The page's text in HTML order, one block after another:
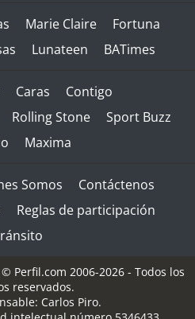
Marie Claire
Fortuna
Lunateen BATimes
Caras
Contigo
Rolling Stone
Sport Buzz
Maxima
Somos
Contáctenos
Reglas de participación
Perfil.com 2006-2026 - Todos los
reservados.
Carlos Piro.